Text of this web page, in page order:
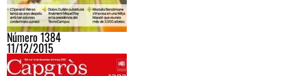
Número 1384
11/12/2015